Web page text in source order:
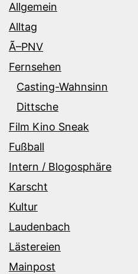
Allgemein
Alltag
Ã–PNV
Fernsehen
Casting-Wahnsinn
Dittsche
Film Kino Sneak
Fußball
Intern / Blogosphäre
Karscht
Kultur
Laudenbach
Lästereien
Mainpost